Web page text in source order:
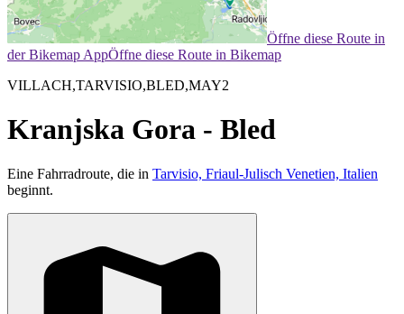
Öffne diese Route in
der Bikemap AppÖffne diese Route in Bikemap
VILLACH,TARVISIO,BLED,MAY2
Kranjska Gora - Bled
Eine Fahrradroute, die in Tarvisio, Friaul-Julisch Venetien, Italien
beginnt.